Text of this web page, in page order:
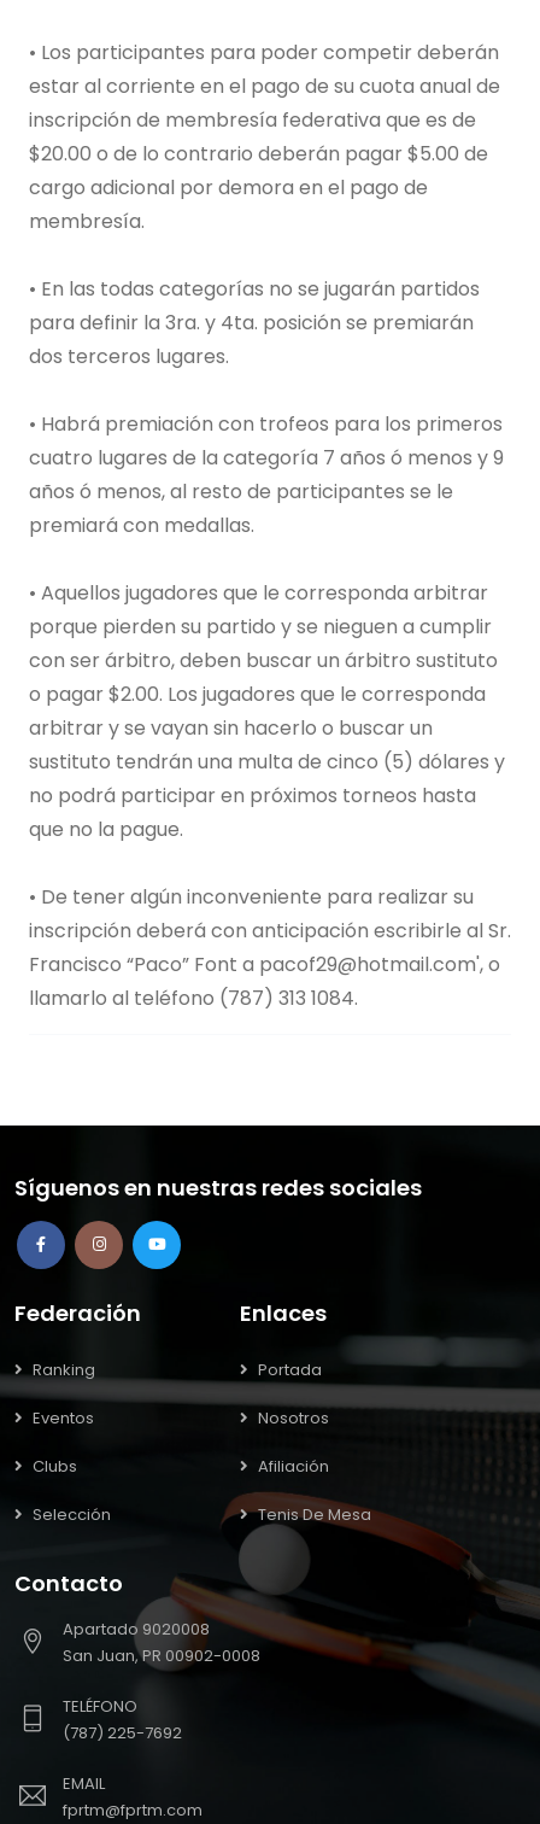
• Los participantes para poder competir deberán
estar al corriente en el pago de su cuota anual de
inscripción de membresía federativa que es de
$20.00 o de lo contrario deberán pagar $5.00 de
cargo adicional por demora en el pago de
membresía.
• En las todas categorías no se jugarán partidos
para definir la 3ra. y 4ta. posición se premiarán
dos terceros lugares.
• Habrá premiación con trofeos para los primeros
cuatro lugares de la categoría 7 años ó menos y 9
años ó menos, al resto de participantes se le
premiará con medallas.
• Aquellos jugadores que le corresponda arbitrar
porque pierden su partido y se nieguen a cumplir
con ser árbitro, deben buscar un árbitro sustituto
o pagar $2.00. Los jugadores que le corresponda
arbitrar y se vayan sin hacerlo o buscar un
sustituto tendrán una multa de cinco (5) dólares y
no podrá participar en próximos torneos hasta
que no la pague.
• De tener algún inconveniente para realizar su
inscripción deberá con anticipación escribirle al Sr.
Francisco “Paco” Font a pacof29@hotmail.com', o
llamarlo al teléfono (787) 313 1084.
Síguenos en nuestras redes sociales
Federación
Ranking
Eventos
Clubs
Selección
Enlaces
Portada
Nosotros
Afiliación
Tenis De Mesa
Contacto
Apartado 9020008
San Juan, PR 00902-0008
TELÉFONO
(787) 225-7692
EMAIL
fprtm@fprtm.com